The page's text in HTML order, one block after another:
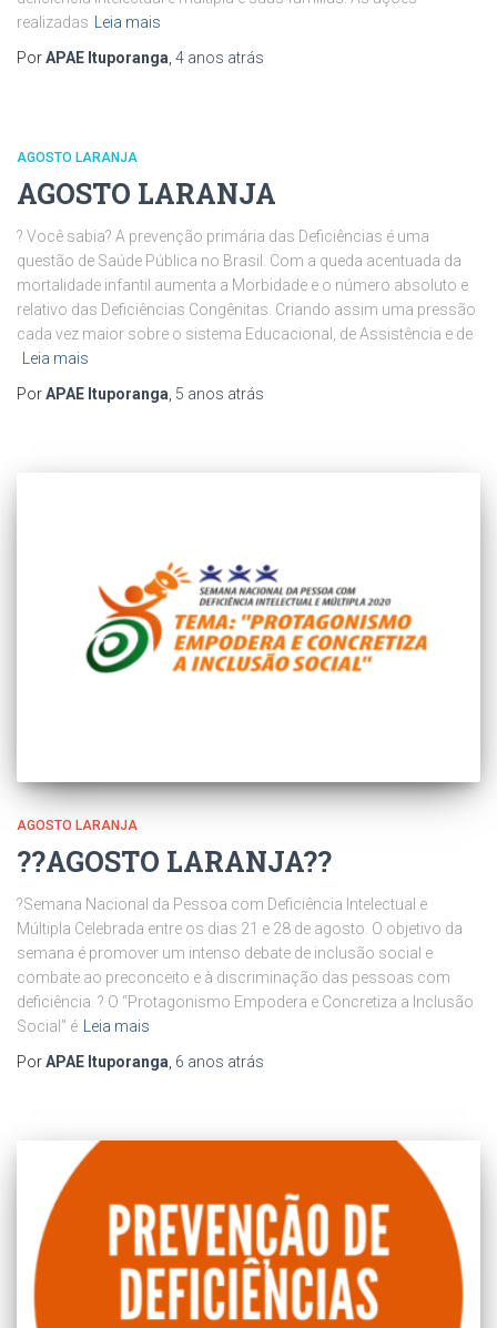
realizadas
Leia mais
PorAPAE Ituporanga 4 anos atrás
AGOSTO LARANJA
AGOSTO LARANJA
? Você sabia? A prevenção primária das Deficiências é uma
questão de Saúde Pública no Brasil. Com a queda acentuada da
mortalidade infantil aumenta a Morbidade e o número absoluto e
relativo das Deficiências Congênitas. Criando assim uma pressão
cada vez maior sobre o sistema Educacional, de Assistência e de
Leia mais
PorAPAE Ituporanga 5 anos atrás
AGOSTO LARANJA
?️?️AGOSTO LARANJA?️?️
?Semana Nacional da Pessoa com Deficiência Intelectual e
Múltipla Celebrada entre os dias 21 e 28 de agosto. O objetivo da
semana é promover um intenso debate de inclusão social e
combate ao preconceito e à discriminação das pessoas com
deficiência. ? O “Protagonismo Empodera e Concretiza a Inclusão
Social” é
Leia mais
PorAPAE Ituporanga 6 anos atrás